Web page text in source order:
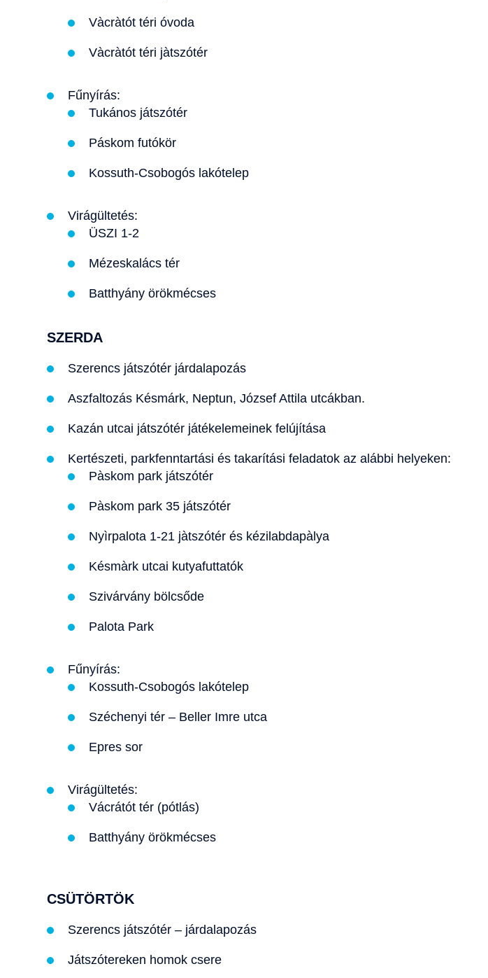
Vàcràtót téri óvoda
Vàcràtót téri jàtszótér
Fűnyírás:
Tukános játszótér
Páskom futókör
Kossuth-Csobogós lakótelep
Virágültetés:
ÜSZI 1-2
Mézeskalács tér
Batthyány örökmécses
SZERDA
Szerencs játszótér járdalapozás
Aszfaltozás Késmárk, Neptun, József Attila utcákban.
Kazán utcai játszótér játékelemeinek felújítása
Kertészeti, parkfenntartási és takarítási feladatok az alábbi helyeken:
Pàskom park játszótér
Pàskom park 35 játszótér
Nyìrpalota 1-21 jàtszótér és kézilabdapàlya
Késmàrk utcai kutyafuttatók
Szivárvány bölcsőde
Palota Park
Fűnyírás:
Kossuth-Csobogós lakótelep
Széchenyi tér – Beller Imre utca
Epres sor
Virágültetés:
Vácrátót tér (pótlás)
Batthyány örökmécses
CSÜTÖRTÖK
Szerencs játszótér – járdalapozás
Játszótereken homok csere